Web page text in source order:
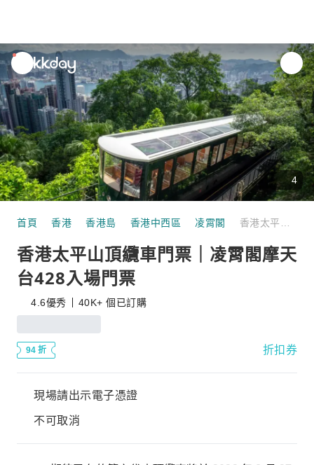
unread
notifications
4
首頁 香港 香港島 香港中西區 凌霄閣
香港太平山頂纜車門票｜凌霄閣摩天
台428入場門票
4.6優秀 40K+ 個已訂購
94 折 折扣券
現場請出示電子憑證
不可取消